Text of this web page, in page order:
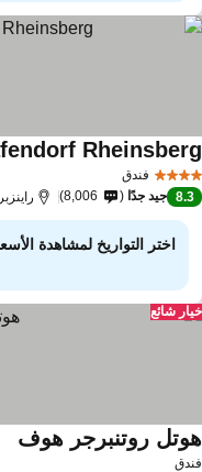
فندق
8.3 جيد جدًا 8,006 راينزبرج
اختر التواريخ لمشاهدة
شائع
روتنبرجر هوف